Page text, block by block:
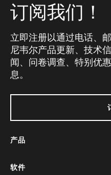
订阅我们！
立即注册以通过电话、
尼韦尔产品更新、技术
闻、问卷调查、特别优
息。
产品
软件